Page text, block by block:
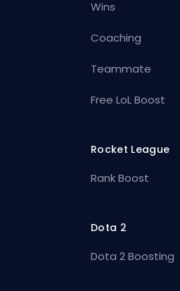
Wins
Coaching
Teammate
Free LoL Boost
Rocket League
Rank Boost
Dota 2
Dota 2 Boosting